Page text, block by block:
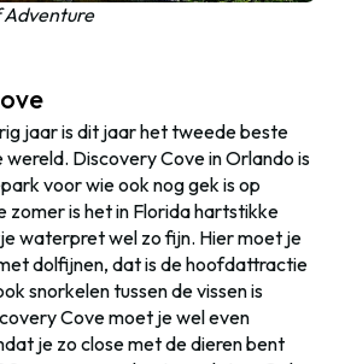
Adventure
jaar is dit jaar het tweede beste
Discovery Cove in Orlando is
voor wie ook nog gek is op
zomer is het in Florida hartstikke
waterpret wel zo fijn. Hier moet je
dolfijnen, dat is de hoofdattractie
snorkelen tussen de vissen is
Cove moet je wel even
je zo close met de dieren bent